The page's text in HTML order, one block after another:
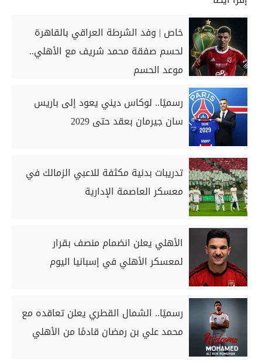
خاص | وفد الشرطة العراقي بالقاهرة
لحسم صفقة محمد شريف مع الأهلي..
موعد الحسم
رسميًا.. لوكاس ديني يعود إلى باريس
سان جيرمان بعقد حتى 2029
تدريبات بدنية مكثفة للاعبي الزمالك في
معسكر العاصمة الإدارية
الأهلي يعلن انضمام منصف بقرار
لمعسكر الأهلي في إسبانيا اليوم
رسميًا.. الشمال القطري يعلن تعاقده مع
محمد علي بن رمضان قادمًا من الأهلي